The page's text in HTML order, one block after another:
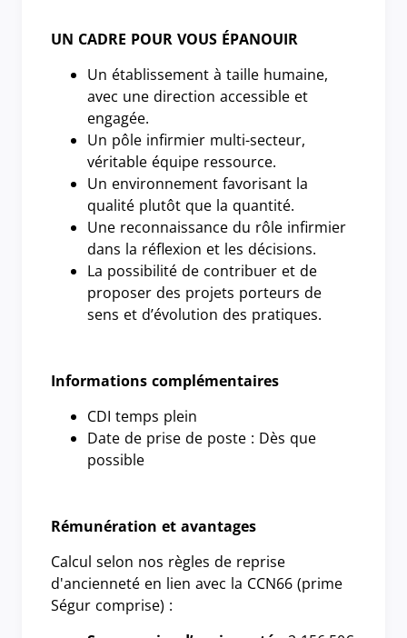
UN CADRE POUR VOUS ÉPANOUIR
Un établissement à taille humaine,
avec une direction accessible et
engagée.
Un pôle infirmier multi-secteur,
véritable équipe ressource.
Un environnement favorisant la
qualité plutôt que la quantité.
Une reconnaissance du rôle infirmier
dans la réflexion et les décisions.
La possibilité de contribuer et de
proposer des projets porteurs de
sens et d’évolution des pratiques.
Informations complémentaires
CDI temps plein
Date de prise de poste : Dès que
possible
Rémunération et avantages
Calcul selon nos règles de reprise
d'ancienneté en lien avec la CCN66 (prime
Ségur comprise) :